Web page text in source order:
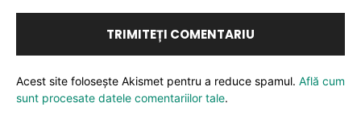
Acest site folosește Akismet pentru a reduce spamul. Află cum
sunt procesate datele comentariilor tale.